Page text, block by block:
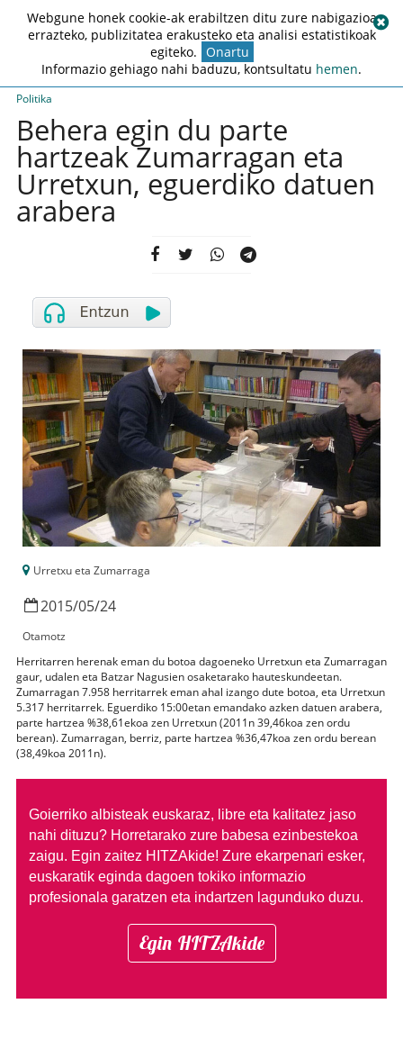
Politika
Behera egin du parte
hartzeak Zumarragan eta
Urretxun, eguerdiko datuen
arabera
Urretxu eta Zumarraga
2015/05/24
Otamotz
Herritarren herenak eman du botoa dagoeneko Urretxun eta Zumarragan
gaur, udalen eta Batzar Nagusien osaketarako hauteskundeetan.
Zumarragan 7.958 herritarrek eman ahal izango dute botoa, eta Urretxun
5.317 herritarrek. Eguerdiko 15:00etan emandako azken datuen arabera,
parte hartzea %38,61ekoa zen Urretxun (2011n 39,46koa zen ordu
berean). Zumarragan, berriz, parte hartzea %36,47koa zen ordu berean
(38,49koa 2011n).
Goierriko albisteak euskaraz, libre eta kalitatez jaso
nahi dituzu? Horretarako zure babesa ezinbestekoa
zaigu. Egin zaitez HITZAkide! Zure ekarpenari esker,
euskaratik eginda dagoen tokiko informazio
profesionala garatzen eta indartzen lagunduko duzu.
Egin HITZAkide
Webgune honek cookie-ak erabiltzen ditu zure nabigazioa
errazteko, publizitatea erakusteko eta analisi estatistikoak
egiteko. Onartu
Informazio gehiago nahi baduzu, kontsultatu hemen.